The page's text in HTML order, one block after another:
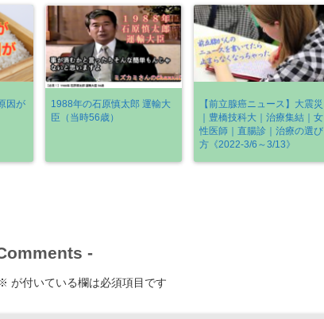
因が
1988年の石原慎太郎 運輸大
臣（当時56歳）
【前立腺癌ニュース】大震災
｜豊橋技科大｜治療集結｜女
性医師｜直腸診｜治療の選び
方《2022-3/6～3/13》
-
が付いている欄は必須項目です